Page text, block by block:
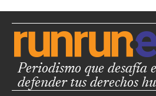
Periodismo que desafía
defender tus derechos